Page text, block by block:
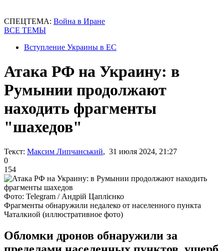
СПЕЦТЕМА: Война в Иране
ВСЕ ТЕМЫ
Вступление Украины в ЕС
Атака РФ на Украину: в
Румынии продолжают
находить фрагменты
"шахедов"
Текст: Максим Липчанський, 31 июля 2024, 21:27
0
154
Фото: Telegram / Андрій Цаплієнко
Фрагменты обнаружили недалеко от населенного пункта
Чаталкиой (иллюстративное фото)
Обломки дронов обнаружили за